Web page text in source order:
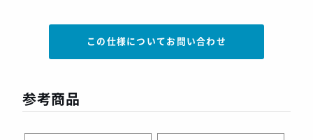
この仕様についてお問い合わせ
参考商品